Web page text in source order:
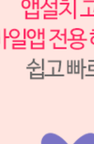
우리동명
S1508016
1,226,500원
1,226,500원